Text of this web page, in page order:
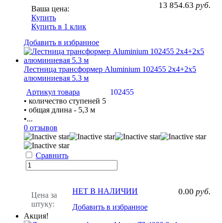
Ваша цена: 13 854.63 руб.
Купить
Купить в 1 клик
Добавить в избранное
Лестница трансформер Aluminium 102455 2х4+2х5
алюминиевая 5.3 м
Артикул товара
102455
• количество ступеней 5
• общая длина - 5,3 м
•...
0 отзывов
Сравнить
Цена за
штуку:
0.00 руб.
НЕТ В НАЛИЧИИ
Добавить в избранное
Акция!